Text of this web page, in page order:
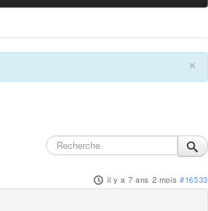
×
il y a 7 ans 2 mois #16533